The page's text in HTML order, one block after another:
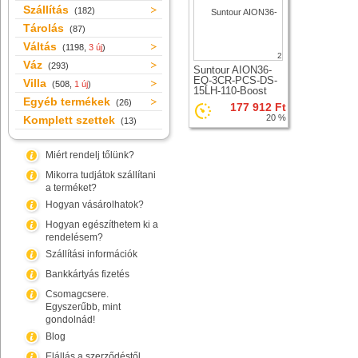
Szállítás (182)
Tárolás (87)
Váltás (1198, 3 új)
Váz (293)
Villa (508, 1 új)
Egyéb termékek (26)
Komplett szettek (13)
Miért rendelj tőlünk?
Mikorra tudjátok szállítani
a terméket?
Hogyan vásárolhatok?
Hogyan egészíthetem ki a
rendelésem?
Szállítási információk
Bankkártyás fizetés
Csomagcsere.
Egyszerűbb, mint
gondolnád!
Blog
2
Suntour AION36-
EQ-3CR-PCS-DS-
15LH-110-Boost
teleszkóp 29er
kerékhez177 912 Ft
20 %